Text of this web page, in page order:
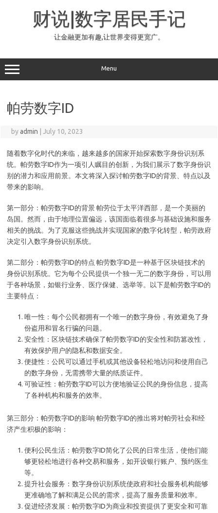
财说|数字居民手记
让金融更加有趣,让世界变得更宽广。
Menu
帕劳数字ID
byadmin July 10, 2023
随着数字化时代的来临，越来越多的国家开始探索数字身份识别系
统。帕劳数字ID作为一项引人瞩目的创新，为我们展示了数字身份识
别的潜力和应用前景。本文将深入探讨帕劳数字ID的背景、特点以及
带来的影响。
第一部分：帕劳数字ID的背景 帕劳位于太平洋西部，是一个美丽的
岛国。然而，由于地理位置偏远，该国面临着很多与基础设施和服务
相关的挑战。为了克服这些挑战并实现国家的数字化转型，帕劳政府
决定引入数字身份识别系统。
第二部分：帕劳数字ID的特点 帕劳数字ID是一种基于区块链技术的
身份识别系统。它为每个公民提供一个独一无二的数字身份，可以用
于各种场景，如银行业务、医疗保健、选举等。以下是帕劳数字ID的
主要特点：
唯一性：每个公民都拥有一个唯一的数字身份，有效避免了身
份盗用和冒名行骗的问题。
安全性：区块链技术确保了帕劳数字ID的安全性和防篡改性，
有效保护用户的隐私和数据安全。
便捷性：公民可以通过手机或其他设备轻松地访问和使用自己
的数字身份，无需携带大量的纸质证件。
可验证性：帕劳数字ID可以方便地验证公民的身份信息，提高
了各种机构和服务的效率。
第三部分：帕劳数字ID的影响 帕劳数字ID的推出将对帕劳社会和经
济产生积极的影响：
便利公民生活：帕劳数字ID简化了公民的日常生活，使他们能
够更轻松地进行各种交易和服务，如开设银行账户、预约医生
等。
提升社会服务：数字身份识别系统使政府和社会服务机构能够
更准确地了解和满足公民的需求，提高了服务质量和效率。
促进经济发展：帕劳数字ID为商业和投资提供了更安全和可靠